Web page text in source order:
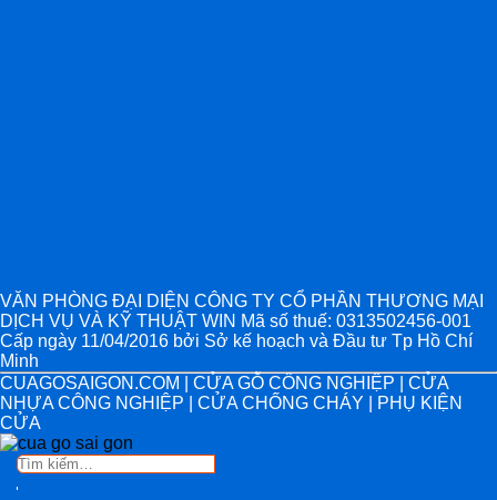
VĂN PHÒNG ĐẠI DIỆN CÔNG TY CỔ PHẦN THƯƠNG MẠI
DỊCH VỤ VÀ KỸ THUẬT WIN Mã số thuế: 0313502456-001
Cấp ngày 11/04/2016 bởi Sở kế hoạch và Đầu tư Tp Hồ Chí
Minh
CUAGOSAIGON.COM | CỬA GỖ CÔNG NGHIỆP | CỬA
NHỰA CÔNG NGHIỆP | CỬA CHỐNG CHÁY | PHỤ KIỆN
CỬA
Tìm